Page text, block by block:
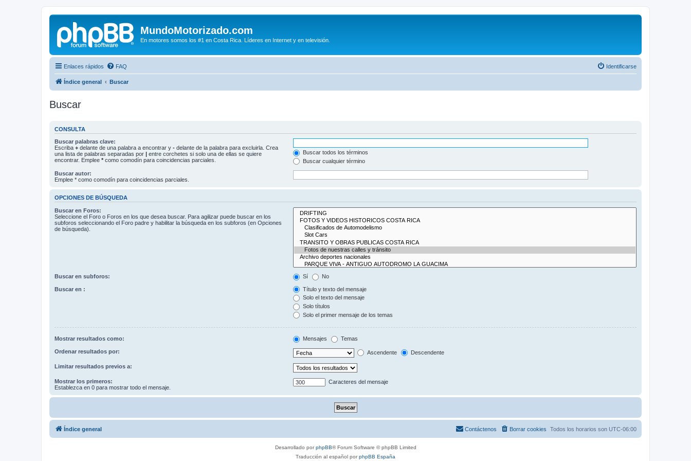
MundoMotorizado.com
En motores somos los #1 en Costa Rica. Líderes en Internet y en televisión.
Enlaces rápidos FAQ Identificarse
Índice general Buscar
Buscar
CONSULTA
Buscar palabras clave:
Escriba + delante de una palabra a encontrar y - delante de la palabra para excluirla. Crea
una lista de palabras separadas por | entre corchetes si solo una de ellas se quiere
encontrar. Emplee * como comodín para coincidencias parciales.
Buscar todos los términos
Buscar cualquier término
Buscar autor:
Emplee * como comodín para coincidencias parciales.
OPCIONES DE BÚSQUEDA
Buscar en Foros:
Seleccione el Foro o Foros en los que desea buscar. Para agilizar puede buscar en los
subforos seleccionando el Foro padre y habilitar la búsqueda en los subforos (en Opciones
de búsqueda).
Buscar en subforos: Sí No
Buscar en :
Título y texto del mensaje
Solo el texto del mensaje
Solo títulos
Solo el primer mensaje de los temas
Mostrar resultados como: Mensajes Temas
Ordenar resultados por: Ascendente Descendente
Limitar resultados previos a:
Mostrar los primeros:
Establezca en 0 para mostrar todo el mensaje.
Caracteres del mensaje
Índice general Todos los horarios son UTC-06:00
Borrar cookies
Contáctenos
Desarrollado porphpBB® Forum Software © phpBB Limited
Traducción al español porphpBB España